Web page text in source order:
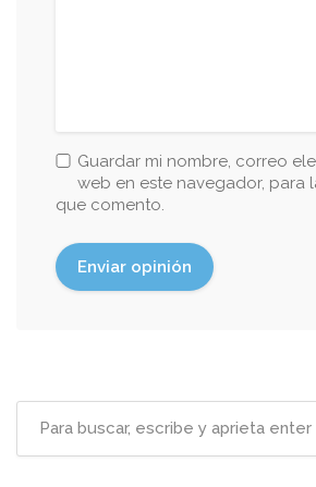
Guardar mi nombre, correo
web en este navegador, para
que comento.